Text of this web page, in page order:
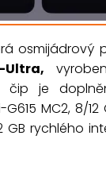
osmijádrový
Ultra,
čip je
MC2, 8/
GB rychlého